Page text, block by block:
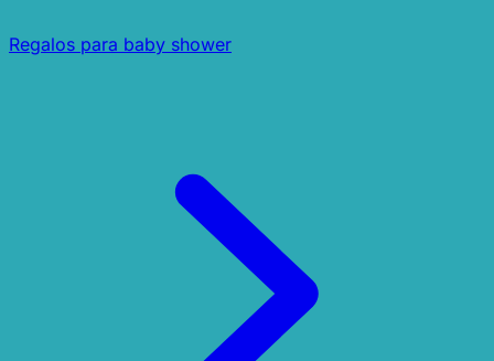
Regalos para baby shower